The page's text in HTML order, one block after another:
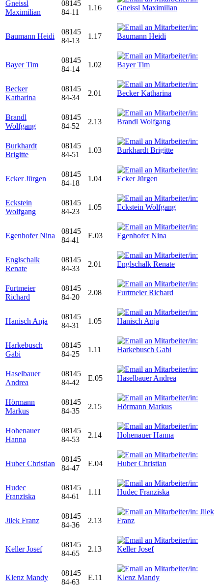
Gneissl
Maximilian
08145
84-11
1.16
Baumann Heidi
08145
84-13
1.17
Bayer Tim
08145
84-14
1.02
Becker
Katharina
08145
84-34
2.01
Brandl
Wolfgang
08145
84-52
2.13
Burkhardt
Brigitte
08145
84-51
1.03
Ecker Jürgen
08145
84-18
1.04
Eckstein
Wolfgang
08145
84-23
1.05
Egenhofer Nina
08145
84-41
E.03
Englschalk
Renate
08145
84-33
2.01
Furtmeier
Richard
08145
84-20
2.08
Hanisch Anja
08145
84-31
1.05
Harkebusch
Gabi
08145
84-25
1.11
Haselbauer
Andrea
08145
84-42
E.05
Hörmann
Markus
08145
84-35
2.15
Hohenauer
Hanna
08145
84-53
2.14
Huber Christian
08145
84-47
E.04
Hudec
Franziska
08145
84-61
1.11
Jilek Franz
08145
84-36
2.13
Keller Josef
08145
84-65
2.13
Klenz Mandy
08145
84-63
E.11